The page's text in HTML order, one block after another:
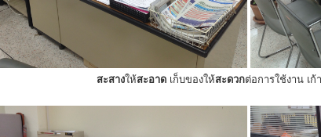
สะสางให้สะอาดเก็บของให้สะดวกต่อการใช้งาน เก้